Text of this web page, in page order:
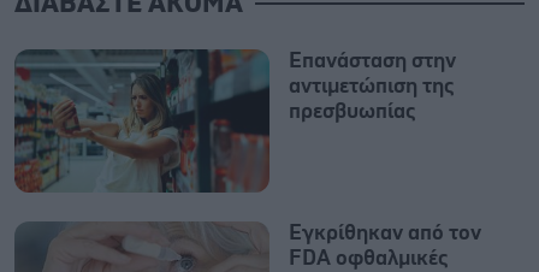
Επανάσταση στην
αντιμετώπιση της
πρεσβυωπίας
Εγκρίθηκαν από τον
FDA οφθαλμικές